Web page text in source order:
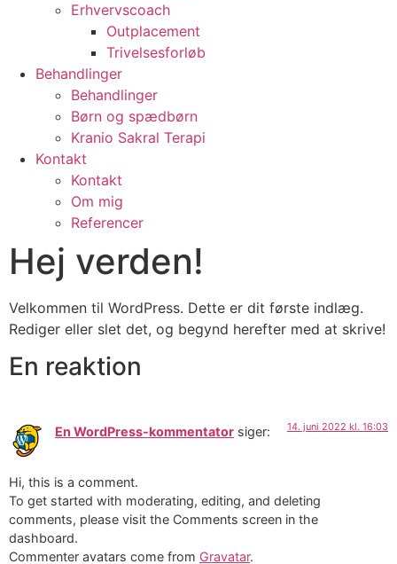
Erhvervscoach
Outplacement
Trivelsesforløb
Behandlinger
Behandlinger
Børn og spædbørn
Kranio Sakral Terapi
Kontakt
Kontakt
Om mig
Referencer
Hej verden!
Velkommen til WordPress. Dette er dit første indlæg.
Rediger eller slet det, og begynd herefter med at skrive!
En reaktion
En WordPress-kommentator siger: 14. juni 2022 kl. 16:03
Hi, this is a comment.
To get started with moderating, editing, and deleting
comments, please visit the Comments screen in the
dashboard.
Commenter avatars come from Gravatar.